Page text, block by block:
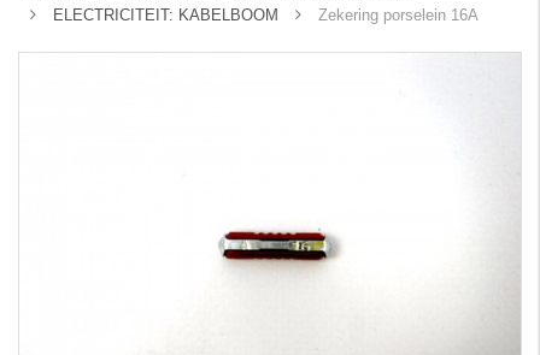
ELECTRICITEIT: KABELBOOM
Zekering porselein 16A